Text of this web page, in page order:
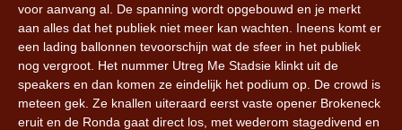
voor aanvang al. De spanning wordt opgebouwd en je merkt
aan alles dat het publiek niet meer kan wachten. Ineens komt er
een lading ballonnen tevoorschijn wat de sfeer in het publiek
nog vergroot. Het nummer Utreg Me Stadsie klinkt uit de
speakers en dan komen ze eindelijk het podium op. De crowd is
meteen gek. Ze knallen uiteraard eerst vaste opener Brokeneck
eruit en de Ronda gaat direct los, met wederom stagedivend en